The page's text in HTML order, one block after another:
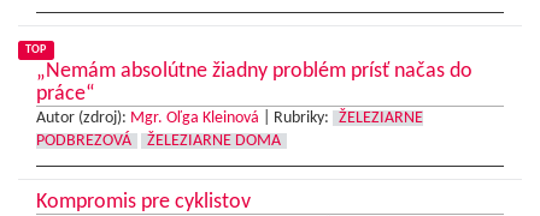
TOP
„Nemám absolútne žiadny problém prísť načas do
práce“
Autor (zdroj): Mgr. Oľga Kleinová Rubriky:
ŽELEZIARNE
PODBREZOVÁ
ŽELEZIARNE DOMA
Kompromis pre cyklistov